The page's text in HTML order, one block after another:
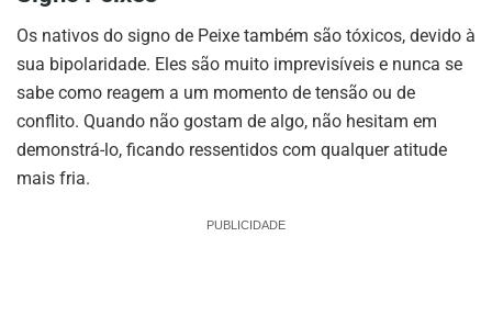
Os nativos do signo de Peixe também são tóxicos, devido à
sua bipolaridade. Eles são muito imprevisíveis e nunca se
sabe como reagem a um momento de tensão ou de
conflito. Quando não gostam de algo, não hesitam em
demonstrá-lo, ficando ressentidos com qualquer atitude
mais fria.
PUBLICIDADE